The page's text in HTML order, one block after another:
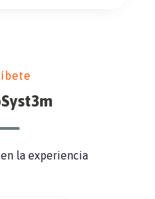
la experiencia